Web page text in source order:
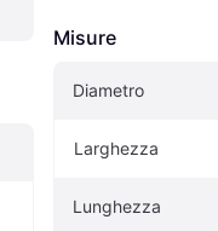
Misure
Diametro
Larghezza
Lunghezza